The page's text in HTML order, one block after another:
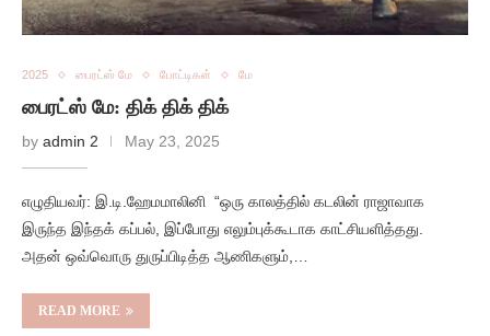
2025 பைரட்ஸ் மே போட்டிகள் மே
பைரட்ஸ் மே: திக் திக் திக்
by admin 2 May 23, 2025
எழுதியவர்: இ.டி.ஹேமமாலினி “ஒரு காலத்தில் கடலின் ராஜாவாக
இருந்த இந்தக் கப்பல், இப்போது எலும்புக்கூடாக காட்சியளித்தது.
அதன் ஒவ்வொரு துருப்பிடித்த ஆணிகளும்,…
READ MORE